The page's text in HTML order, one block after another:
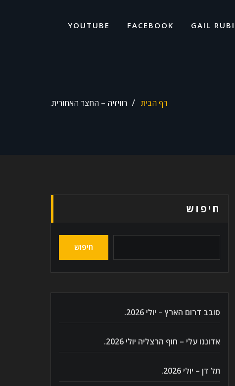
GAIL
FACEBOOK
YOUTUBE
דף הבית רוויזיה – החצר האחורית.
חיפוש
חיפוש
סובב דרום הארץ – יולי 2026.
אדוננו עלי – חוף הרצליה יולי 2026.
תל דן – יולי 2026.